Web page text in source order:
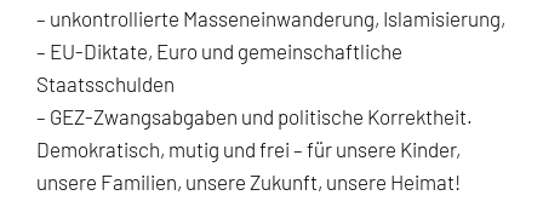
– unkontrollierte Masseneinwanderung, Islamisierung,
– EU-Diktate, Euro und gemeinschaftliche
Staatsschulden
– GEZ-Zwangsabgaben und politische Korrektheit.
Demokratisch, mutig und frei – für unsere Kinder,
unsere Familien, unsere Zukunft, unsere Heimat!